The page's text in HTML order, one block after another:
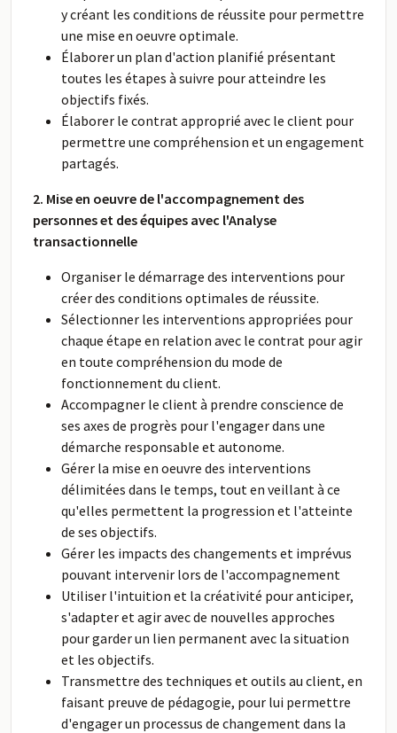
y créant les conditions de réussite pour permettre
une mise en oeuvre optimale.
Élaborer un plan d'action planifié présentant
toutes les étapes à suivre pour atteindre les
objectifs fixés.
Élaborer le contrat approprié avec le client pour
permettre une compréhension et un engagement
partagés.
2. Mise en oeuvre de l'accompagnement des
personnes et des équipes avec l'Analyse
transactionnelle
Organiser le démarrage des interventions pour
créer des conditions optimales de réussite.
Sélectionner les interventions appropriées pour
chaque étape en relation avec le contrat pour agir
en toute compréhension du mode de
fonctionnement du client.
Accompagner le client à prendre conscience de
ses axes de progrès pour l'engager dans une
démarche responsable et autonome.
Gérer la mise en oeuvre des interventions
délimitées dans le temps, tout en veillant à ce
qu'elles permettent la progression et l'atteinte
de ses objectifs.
Gérer les impacts des changements et imprévus
pouvant intervenir lors de l'accompagnement
Utiliser l'intuition et la créativité pour anticiper,
s'adapter et agir avec de nouvelles approches
pour garder un lien permanent avec la situation
et les objectifs.
Transmettre des techniques et outils au client, en
faisant preuve de pédagogie, pour lui permettre
d'engager un processus de changement dans la